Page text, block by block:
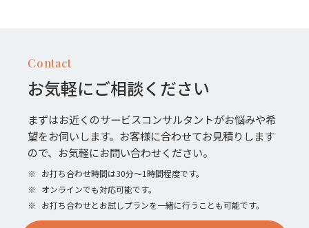
Contact
お気軽にご相談ください
まずはお近くのサービスコンサルタントがお悩みや希
望をお伺いします。お客様に合わせてお見積りします
ので、お気軽にお問い合わせください。
※ お打ち合わせ時間は30分〜1時間程度です。
※ オンラインでも対応可能です。
※ お打ち合わせとお試しプランを一緒に行うことも可能です。